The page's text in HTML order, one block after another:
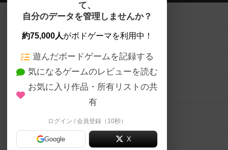
て、
自分のデータを管理しませんか？
約75,000人がボドゲーマを利用中！
遊んだボードゲームを記録する
気になるゲームのレビューを読む
お気に入り作品・所有リストの共
有
ログイン / 会員登録（10秒）
Google X
ボードゲームを検索する
ボードゲームの新着レビュー
ボードゲーム会情報
メカニクス特集
掲示板・トピックス
ボドとも・会員一覧